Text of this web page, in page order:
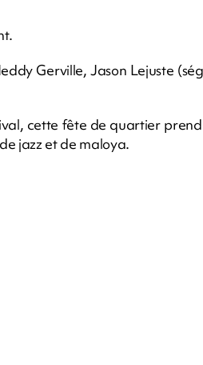
Gerville, Jason Lejuste
cette fête de quartier
jazz et de maloya.